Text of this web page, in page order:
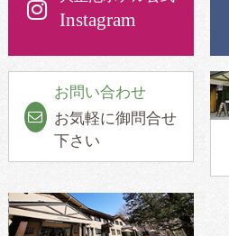
Instagram
お問い合わせ
お気軽に御問合せ
下さい